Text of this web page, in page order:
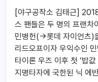
[야구공작소 김태근]
스 팬들은 두 명의 프랜
민병헌(→롯데 자이언츠)
리드오프이자 우익수인
타이론 우즈 이후 첫 ‘밥
지명타자에 국한된 닉 에